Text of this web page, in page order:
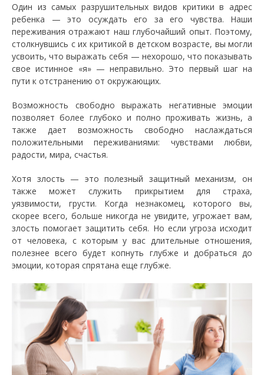
Один из самых разрушительных видов критики в адрес
ребенка — это осуждать его за его чувства. Наши
переживания отражают наш глубочайший опыт. Поэтому,
столкнувшись с их критикой в детском возрасте, вы могли
усвоить, что выражать себя — нехорошо, что показывать
свое истинное «я» — неправильно. Это первый шаг на
пути к отстранению от окружающих.
Возможность свободно выражать негативные эмоции
позволяет более глубоко и полно проживать жизнь, а
также дает возможность свободно наслаждаться
положительными переживаниями: чувствами любви,
радости, мира, счастья.
Хотя злость — это полезный защитный механизм, он
также может служить прикрытием для страха,
уязвимости, грусти. Когда незнакомец, которого вы,
скорее всего, больше никогда не увидите, угрожает вам,
злость помогает защитить себя. Но если угроза исходит
от человека, с которым у вас длительные отношения,
полезнее всего будет копнуть глубже и добраться до
эмоции, которая спрятана еще глубже.